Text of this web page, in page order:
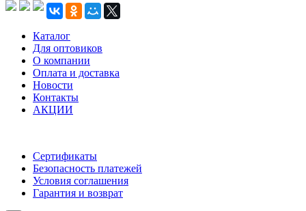
Каталог
Для оптовиков
О компании
Оплата и доставка
Новости
Контакты
АКЦИИ
Сертификаты
Безопасность платежей
Условия соглашения
Гарантия и возврат